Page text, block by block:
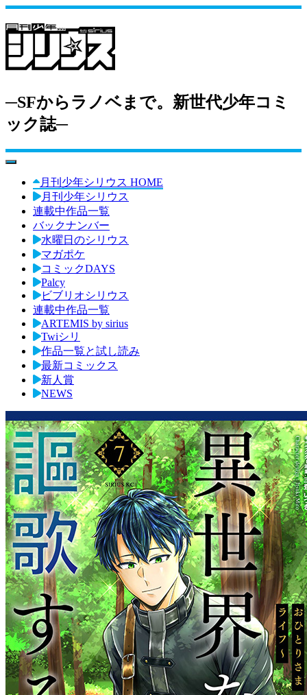
─SFからラノベまで。新世代少年コミ
ック誌─
toggle navigation
月刊少年シリウス HOME
月刊少年シリウス
連載中作品一覧
バックナンバー
水曜日のシリウス
マガポケ
コミックDAYS
Palcy
ビブリオシリウス
連載中作品一覧
ARTEMIS by sirius
Twiシリ
作品一覧と試し読み
最新コミックス
新人賞
NEWS